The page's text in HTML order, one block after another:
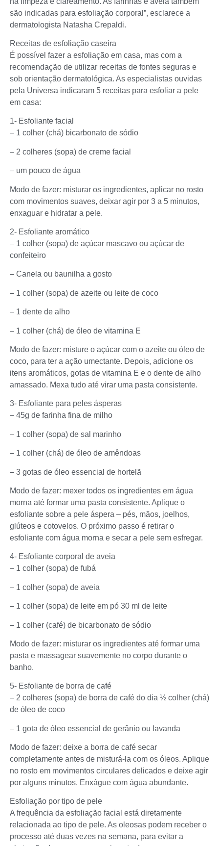
são indicadas para esfoliação corporal”, esclarece a
dermatologista Natasha Crepaldi.
Receitas de esfoliação caseira
É possível fazer a esfoliação em casa, mas com a
recomendação de utilizar receitas de fontes seguras e
sob orientação dermatológica. As especialistas ouvidas
pela Universa indicaram 5 receitas para esfoliar a pele
em casa:
1- Esfoliante facial
– 1 colher (chá) bicarbonato de sódio
– 2 colheres (sopa) de creme facial
– um pouco de água
Modo de fazer: misturar os ingredientes, aplicar no rosto
com movimentos suaves, deixar agir por 3 a 5 minutos,
enxaguar e hidratar a pele.
2- Esfoliante aromático
– 1 colher (sopa) de açúcar mascavo ou açúcar de
confeiteiro
– Canela ou baunilha a gosto
– 1 colher (sopa) de azeite ou leite de coco
– 1 dente de alho
– 1 colher (chá) de óleo de vitamina E
Modo de fazer: misture o açúcar com o azeite ou óleo de
coco, para ter a ação umectante. Depois, adicione os
itens aromáticos, gotas de vitamina E e o dente de alho
amassado. Mexa tudo até virar uma pasta consistente.
3- Esfoliante para peles ásperas
– 45g de farinha fina de milho
– 1 colher (sopa) de sal marinho
– 1 colher (chá) de óleo de amêndoas
– 3 gotas de óleo essencial de hortelã
Modo de fazer: mexer todos os ingredientes em água
morna até formar uma pasta consistente. Aplique o
esfoliante sobre a pele áspera – pés, mãos, joelhos,
glúteos e cotovelos. O próximo passo é retirar o
esfoliante com água morna e secar a pele sem esfregar.
4- Esfoliante corporal de aveia
– 1 colher (sopa) de fubá
– 1 colher (sopa) de aveia
– 1 colher (sopa) de leite em pó 30 ml de leite
– 1 colher (café) de bicarbonato de sódio
Modo de fazer: misturar os ingredientes até formar uma
pasta e massagear suavemente no corpo durante o
banho.
5- Esfoliante de borra de café
– 2 colheres (sopa) de borra de café do dia ½ colher (chá)
de óleo de coco
– 1 gota de óleo essencial de gerânio ou lavanda
Modo de fazer: deixe a borra de café secar
completamente antes de misturá-la com os óleos. Aplique
no rosto em movimentos circulares delicados e deixe agir
por alguns minutos. Enxágue com água abundante.
Esfoliação por tipo de pele
A frequência da esfoliação facial está diretamente
relacionada ao tipo de pele. As oleosas podem receber o
processo até duas vezes na semana, para evitar a